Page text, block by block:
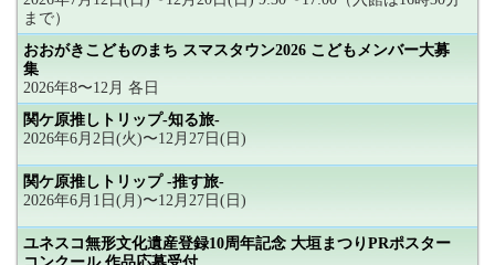
まで）
おおがきこどものまち スマスタウン2026 こどもメンバー大募
集
2026年8〜12月 各日
関ケ原推しトリップ-知る旅-
2026年6月2日(火)〜12月27日(日)
関ケ原推しトリップ -推す旅-
2026年6月1日(月)〜12月27日(日)
ユネスコ無形文化遺産登録10周年記念 大垣まつりPRポスター